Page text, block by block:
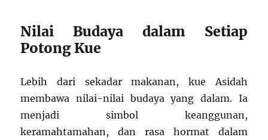
Nilai Budaya dalam Setiap
Potong Kue
Lebih dari sekadar makanan, kue Asidah
membawa nilai-nilai budaya yang dalam. Ia
menjadi simbol keanggunan,
keramahtamahan, dan rasa hormat dalam